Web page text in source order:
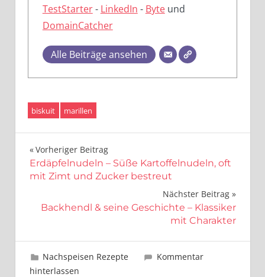
TestStarter- LinkedIn - Byteund
DomainCatcher
Alle Beiträge ansehen
biskuit marillen
Beitragsnavigation
Vorheriger Beitrag
Erdäpfelnudeln – Süße Kartoffelnudeln, oft
mit Zimt und Zucker bestreut
Nächster Beitrag
Backhendl & seine Geschichte – Klassiker
mit Charakter
April 13, 2025
Leo Kobes
Nachspeisen Rezepte
Kommentar
hinterlassen